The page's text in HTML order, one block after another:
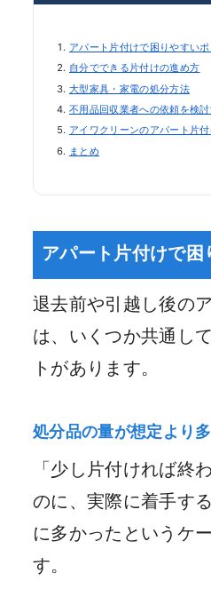
アパート片付けで困りやすいポ
自分でできる片付けの進め方
大型家具・家電の処分方法
不用品回収業者への依頼を検
アイワクリーンのアパート片
まとめ
アパート片付けで困
退去前や引越し後の
は、いくつか共通し
トがあります。
処分品の量が想定より
「少し片付ければ終
のに、実際に着手す
に多かったというケ
す。